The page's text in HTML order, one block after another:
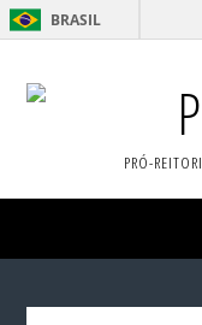
BRASIL
PRÓ-